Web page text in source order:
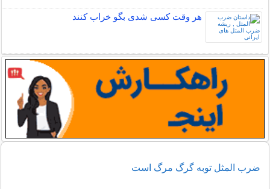
هر وقت کسی شدی بگو خراب کنند
ضرب المثل توبه گرگ مرگ است